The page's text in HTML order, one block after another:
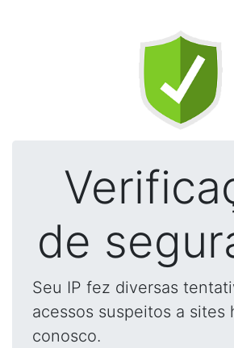
de
Seu IP fez diversas
acessos suspeitos a sites
conosco.